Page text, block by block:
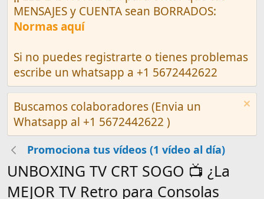
MENSAJES y CUENTA sean BORRADOS:
Normas aquí
Si no puedes registrarte o tienes problemas
escribe un whatsapp a +1 5672442622
Buscamos colaboradores (Envia un
Whatsapp al +1 5672442622 )
Promociona tus vídeos (1 vídeo al día)
UNBOXING TV CRT SOGO 📺 ¿La
MEJOR TV Retro para Consolas